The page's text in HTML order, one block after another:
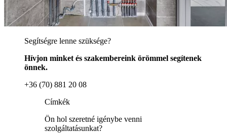
Segítségre lenne szüksége?
Hívjon minket és szakembereink örömmel segítenek
önnek.
+36 (70) 881 20 08
Címkék
Ön hol szeretné igénybe venni
szolgáltatásunkat?